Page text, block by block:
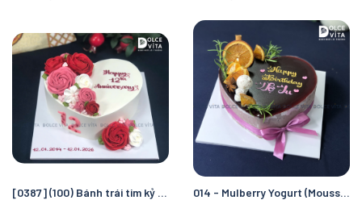
[0387] (100) Bánh trái tim kỷ niệm tình yêu 014 - Mulberry Yogurt (Mousse dâu tằm sữa chua) trái tim